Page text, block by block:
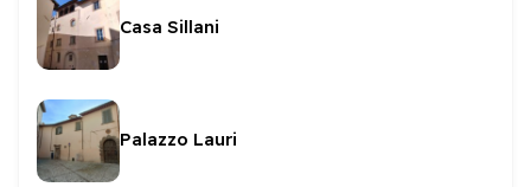
Casa Sillani
Palazzo Lauri